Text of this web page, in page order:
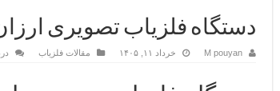
دستگاه فلزیاب تصویری
M pouyan خرداد ۱۱, ۱۴۰۵ مقالات فلزیاب